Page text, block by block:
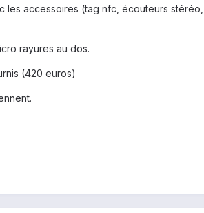
les accessoires (tag nfc, écouteurs
rayures au dos.
(420 euros)